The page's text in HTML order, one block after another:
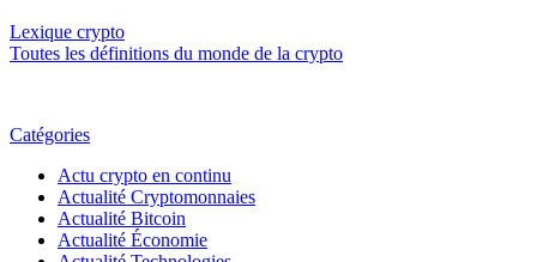
Lexique crypto
Toutes les définitions du monde de la crypto
Catégories
Actu crypto en continu
Actualité Cryptomonnaies
Actualité Bitcoin
Actualité Économie